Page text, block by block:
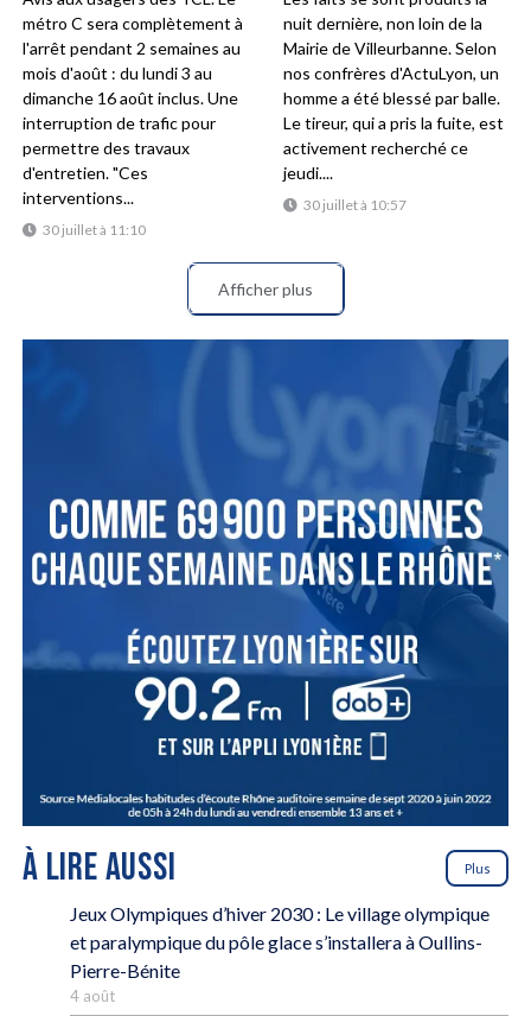
30 juillet à 11:10
métro C sera complètement à
l'arrêt pendant 2 semaines au
mois d'août : du lundi 3 au
dimanche 16 août inclus. Une
interruption de trafic pour
permettre des travaux
d'entretien. "Ces
interventions...
30 juillet à 10:57
nuit dernière, non loin de la
Mairie de Villeurbanne. Selon
nos confrères d'ActuLyon, un
homme a été blessé par balle.
Le tireur, qui a pris la fuite, est
activement recherché ce
jeudi....
Afficher plus
À LIRE AUSSI Plus
Jeux Olympiques d’hiver 2030 : Le village olympique
et paralympique du pôle glace s’installera à Oullins-
Pierre-Bénite
4 août